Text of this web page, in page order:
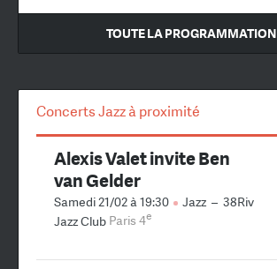
TOUTE LA PROGRAMMATION
Concerts Jazz à proximité
Alexis Valet invite Ben
van Gelder
Samedi 21/02 à 19:30 Jazz – 38Riv
Jazz Club Paris 4e